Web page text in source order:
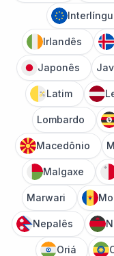
Irlandês
Japonês
Latim
Lombardo
Macedônio
Malgaxe
Marwari
Nepalês
Oriá